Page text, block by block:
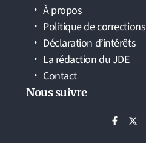
À propos
Politique de corrections
Déclaration d’intérêts
La rédaction du JDE
Contact
Nous suivre